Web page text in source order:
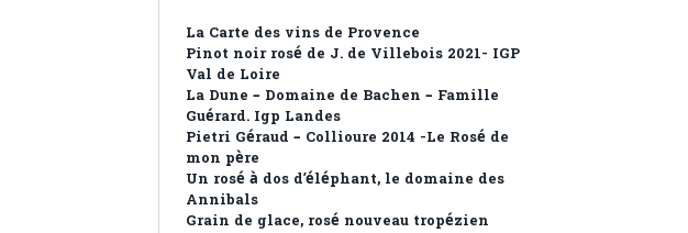
La Carte des vins de Provence
Pinot noir rosé de J. de Villebois 2021- IGP
Val de Loire
La Dune – Domaine de Bachen – Famille
Guérard. Igp Landes
Pietri Géraud – Collioure 2014 -Le Rosé de
mon père
Un rosé à dos d’éléphant, le domaine des
Annibals
Grain de glace, rosé nouveau tropézien